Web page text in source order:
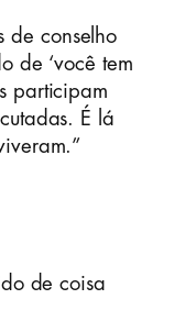
de conselho
de ‘você tem
participam
É lá
de coisa